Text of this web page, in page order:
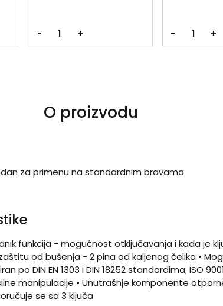
- + - +
O proizvodu
za primenu na standardnim bravama
funkcija - mogućnost otključavanja i kada je
od bušenja - 2 pina od kaljenog čelika •
po DIN EN 1303 i DIN 18252 standardima; ISO
manipulacije • Unutrašnje komponente
se sa 3 ključa